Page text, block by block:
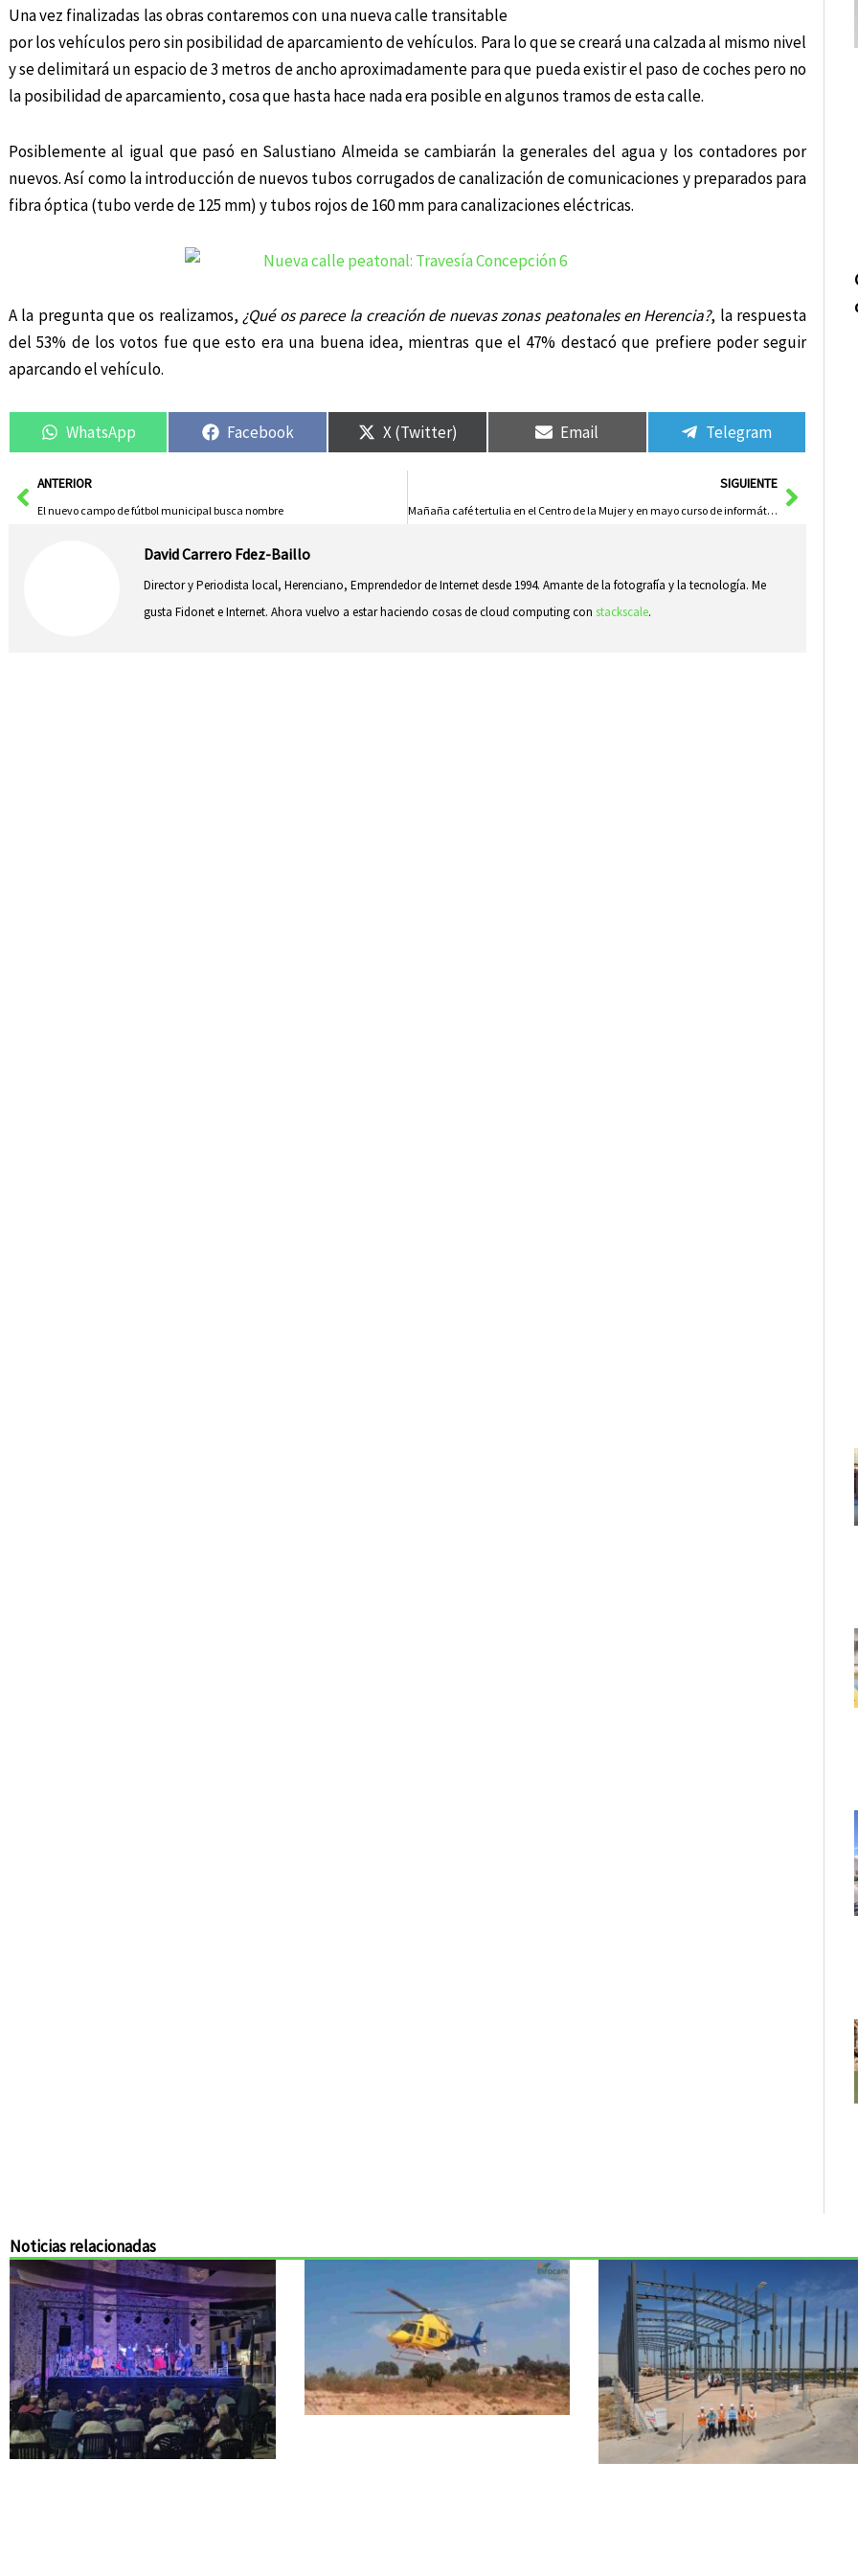
Una vez finalizadas las obras contaremos con una nueva calle transitable
por los vehículos pero sin posibilidad de aparcamiento de vehículos. Para lo que se creará una calzada al mismo nivel
y se delimitará un espacio de 3 metros de ancho aproximadamente para que pueda existir el paso de coches pero no
la posibilidad de aparcamiento, cosa que hasta hace nada era posible en algunos tramos de esta calle.
Posiblemente al igual que pasó en Salustiano Almeida se cambiarán la generales del agua y los contadores por
nuevos. Así como la introducción de nuevos tubos corrugados de canalización de comunicaciones y preparados para
fibra óptica (tubo verde de 125 mm) y tubos rojos de 160 mm para canalizaciones eléctricas.
A la pregunta que os realizamos,¿Qué os parece la creación de nuevas zonas peatonales en Herencia?, la respuesta
del 53% de los votos fue que esto era una buena idea, mientras que el 47% destacó que prefiere poder seguir
aparcando el vehículo.
WhatsApp Facebook X (Twitter) Email Telegram
AntANTERIOR
El nuevo campo de fútbol municipal busca nombre
SIGUIENTE
Mañaña café tertulia en el Centro de la Mujer y en mayo curso de informática
David Carrero Fdez-Baillo
Director y Periodista local, Herenciano, Emprendedor de Internet desde 1994. Amante de la fotografía y la tecnología. Me
gusta Fidonet e Internet. Ahora vuelvo a estar haciendo cosas de cloud computing constackscale.
Noticias relacionadas